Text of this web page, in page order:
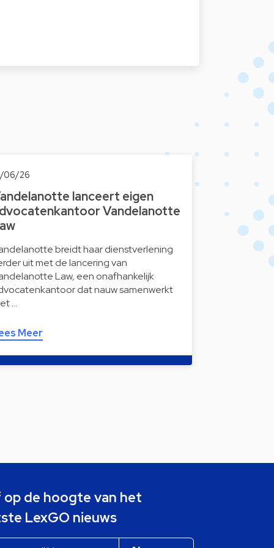
06/26
lanceert eigen
Vandelanotte
breidt haar dienstverlening
uit met de lancering van
Law, een onafhankelijk
dat nauw samenwerkt
…
Meer
op de hoogte van het
LexGO nieuws